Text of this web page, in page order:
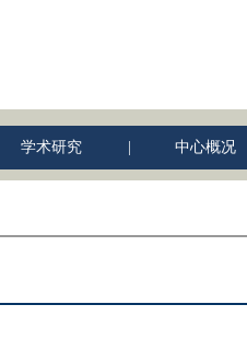
学术研究 中心概况